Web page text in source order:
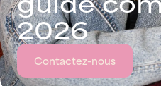
2026
Contactez-nous